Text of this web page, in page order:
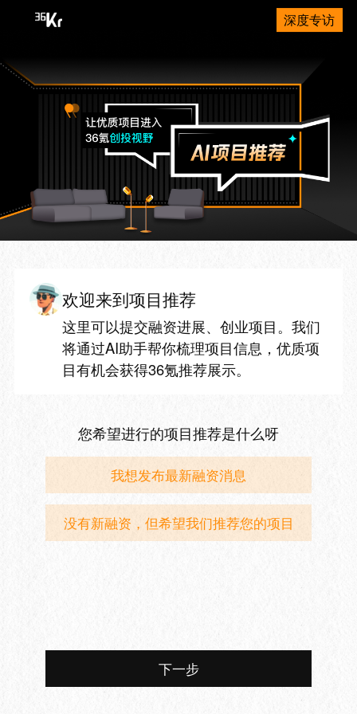
深度专访
欢迎来到项目推荐
这里可以提交融资进展、创业项目。我们
将通过AI助手帮你梳理项目信息，优质项
目有机会获得36氪推荐展示。
您希望进行的项目推荐是什么呀
我想发布最新融资消息
没有新融资，但希望我们推荐您的项目
下一步